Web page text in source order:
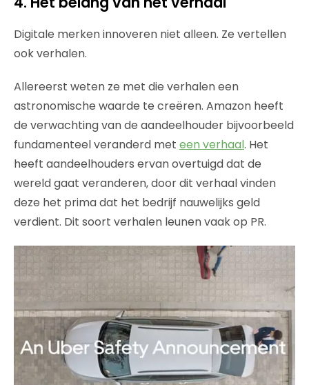
Digitale merken innoveren niet alleen. Ze vertellen
ook verhalen.
Allereerst weten ze met die verhalen een
astronomische waarde te creëren. Amazon heeft
de verwachting van de aandeelhouder bijvoorbeeld
fundamenteel veranderd met een verhaal. Het
heeft aandeelhouders ervan overtuigd dat de
wereld gaat veranderen, door dit verhaal vinden
deze het prima dat het bedrijf nauwelijks geld
verdient. Dit soort verhalen leunen vaak op PR.